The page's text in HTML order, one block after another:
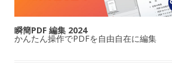
瞬簡PDF 編集 2024
かんたん操作でPDFを自由自在に編集